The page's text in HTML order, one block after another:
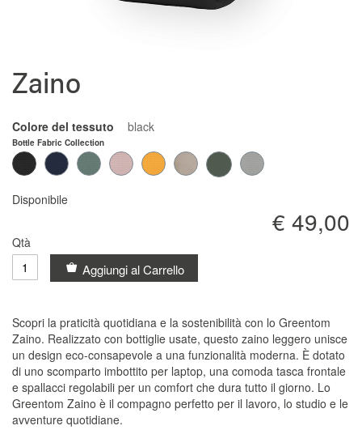
Zaino
Scopri la praticità quotidiana e la sostenibilità con lo Greentom
Zaino. Realizzato con bottiglie usate, questo zaino leggero unisce
un design eco-consapevole a una funzionalità moderna. È dotato
di uno scomparto imbottito per laptop, una comoda tasca frontale
e spallacci regolabili per un comfort che dura tutto il giorno. Lo
Greentom Zaino è il compagno perfetto per il lavoro, lo studio e le
avventure quotidiane.
Colore del tessuto black
Bottle Fabric Collection
Disponibile
€ 49,00
Qtà
Aggiungi al Carrello
all'inizio
di
immagini